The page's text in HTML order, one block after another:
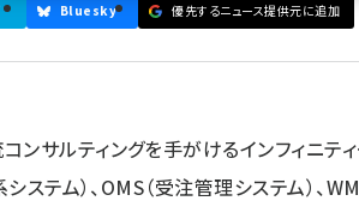
Bluesky 優先するニュース提供元に追加
ンサルティングを手がけるインフィニテ
ステム）、OMS（受注管理システム）、
参加登録はこちら↑